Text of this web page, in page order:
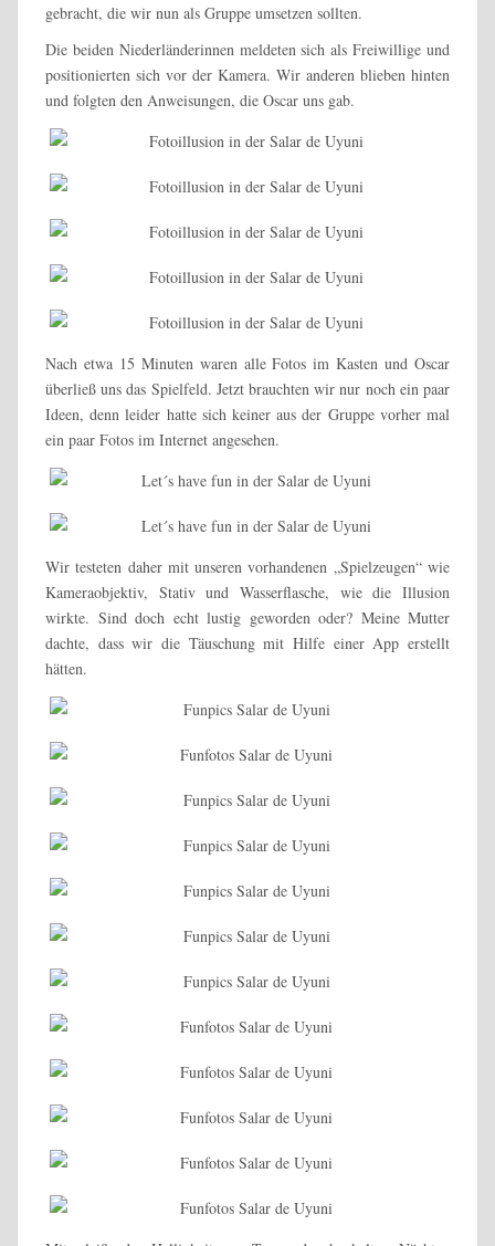
gebracht, die wir nun als Gruppe umsetzen sollten.
Die beiden Niederländerinnen meldeten sich als Freiwillige und
positionierten sich vor der Kamera. Wir anderen blieben hinten
und folgten den Anweisungen, die Oscar uns gab.
Nach etwa 15 Minuten waren alle Fotos im Kasten und Oscar
überließ uns das Spielfeld. Jetzt brauchten wir nur noch ein paar
Ideen, denn leider hatte sich keiner aus der Gruppe vorher mal
ein paar Fotos im Internet angesehen.
Wir testeten daher mit unseren vorhandenen „Spielzeugen“ wie
Kameraobjektiv, Stativ und Wasserflasche, wie die Illusion
wirkte. Sind doch echt lustig geworden oder? Meine Mutter
dachte, dass wir die Täuschung mit Hilfe einer App erstellt
hätten.